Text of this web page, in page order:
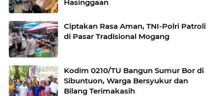
Hasinggaan
Ciptakan Rasa Aman, TNI-Polri Patroli
di Pasar Tradisional Mogang
Kodim 0210/TU Bangun Sumur Bor di
Sibuntuon, Warga Bersyukur dan
Bilang Terimakasih